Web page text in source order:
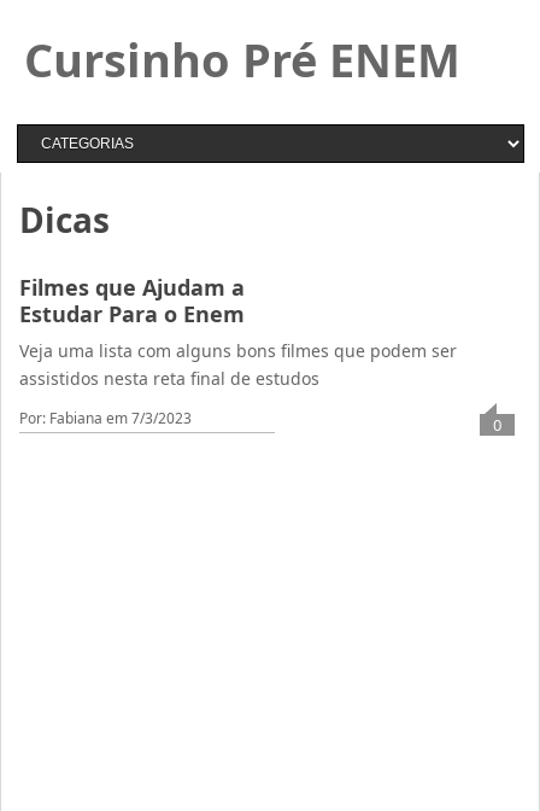
Cursinho Pré ENEM
Dicas
Filmes que Ajudam a
Estudar Para o Enem
Veja uma lista com alguns bons filmes que podem ser
assistidos nesta reta final de estudos
Por: Fabiana em 7/3/2023 0